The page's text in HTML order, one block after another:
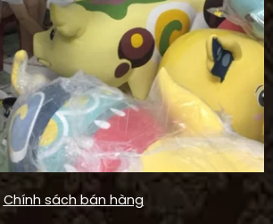
Chính sách bán hàng